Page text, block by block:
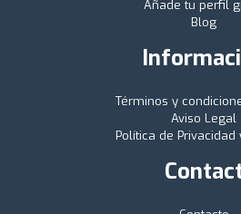
Añade tu perfil
Blog
Términos y
Aviso Legal
Política de Privacidad